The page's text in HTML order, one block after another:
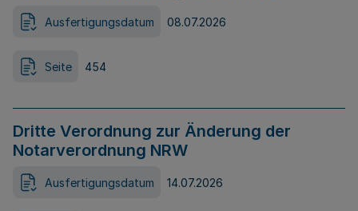
Ausfertigungsdatum 08.07.2026
Seite 454
Dritte Verordnung zur Änderung der
Notarverordnung NRW
Ausfertigungsdatum 14.07.2026